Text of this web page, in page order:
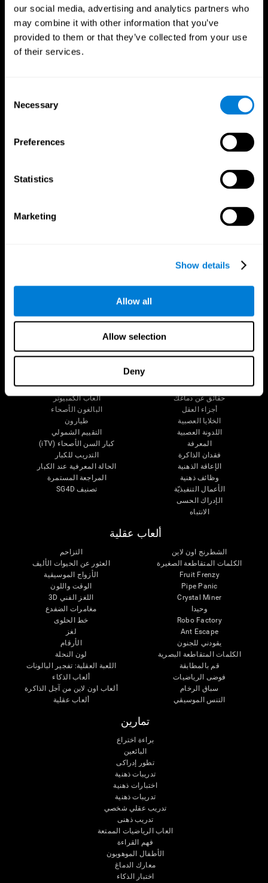
our social media, advertising and analytics partners who
may combine it with other information that you’ve
provided to them or that they’ve collected from your use
of their services.
Selection
Necessary
Preferences
Statistics
Marketing
Show details
Allow all
Allow selection
Deny
العقل والدماغ
حقائق عن دماغك
أجزاء العقل
الخلايا العصبية
اللدونة العصبية
المعرفة
فقدان الذاكرة
الإعاقة الذهنية
وظائف ذهنية
الأعمال التنفيذيّة
الإدراك الحسى
الانتباه
التحقق من صحة العلاجات الرقمية
ألعاب الكمبيوتر
البالغون الأصحاء
طيارون
التقييم الشمولي
كبار السن الأصحاء (iTV)
التدريب للكبار
الحالة المعرفية عند الكبار
المراجعة المستمرة
تصنيف SG4D
ألعاب عقلية
الشطرنج اون لاين
الكلمات المتقاطعة الصغيرة
Fruit Frenzy
Pipe Panic
Crystal Miner
وحيدا
Robo Factory
Ant Escape
يقودني للجنون
الكلمات المتقاطعة البصرية
قم بالمطابقة
فوضى الرياضيات
سباق الرخام
التنس الموسيقي
التزاحم
العثور عن الحيوات الأليف
الأزواج الموسيقية
الوقت واللون
اللغز الفني 3D
مغامرات الضفدع
خط الحلوى
لغز
الأرقام
لون النحلة
اللعبة العقلية: تفجير البالونات
ألعاب الذكاء
ألعاب اون لاين من آجل الذاكرة
ألعاب عقلية
تمارين
براءة اختراع
البائعين
تطور إدراكى
تدريبات ذهنية
اختبارات ذهنية
تدريبات ذهنية
تدريب عقلي شخصي
تدريب ذهنى
العاب الرياضيات الممتعة
فهم القراءة
الأطفال الموهوبون
معارك الدماغ
اختبار الذكاء